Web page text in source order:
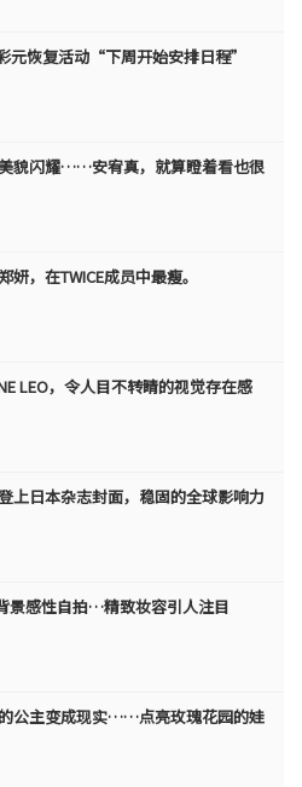
元恢复活动“下周开始安排日程”
貌闪耀……安宥真，就算瞪着看也很
妍，在TWICE成员中最瘦。
LEO，令人目不转睛的视觉存在感
上日本杂志封面，稳固的全球影响力
景感性自拍…精致妆容引人注目
公主变成现实……点亮玫瑰花园的娃